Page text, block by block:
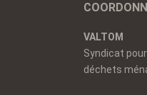
VALTOM
Syndicat
déchets